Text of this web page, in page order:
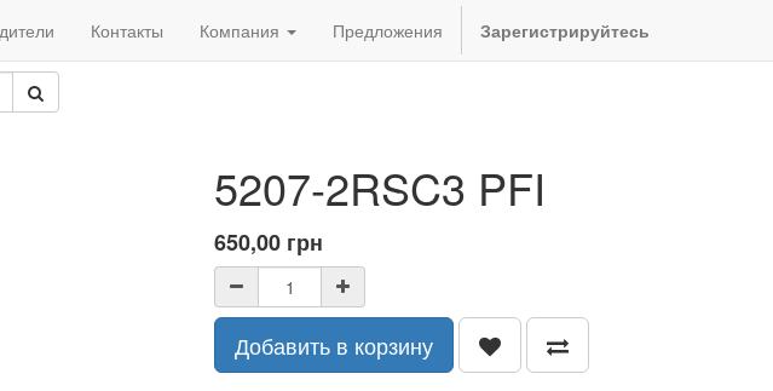
Контакты Компания Предложения Зарегистрируйтесь
5207-2RSC3 PFI
650,00 грн
Добавить в корзину